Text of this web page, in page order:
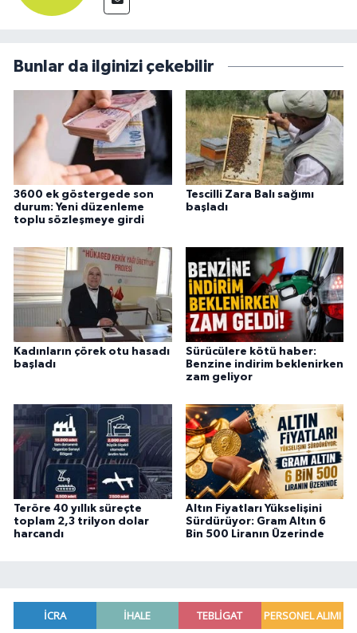
Bunlar da ilginizi çekebilir
3600 ek göstergede son
durum: Yeni düzenleme
toplu sözleşmeye girdi
Tescilli Zara Balı sağımı
başladı
Kadınların çörek otu hasadı
başladı
Sürücülere kötü haber:
Benzine indirim beklenirken
zam geliyor
Teröre 40 yıllık süreçte
toplam 2,3 trilyon dolar
harcandı
Altın Fiyatları Yükselişini
Sürdürüyor: Gram Altın 6
Bin 500 Liranın Üzerinde